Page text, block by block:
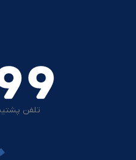
تلفن